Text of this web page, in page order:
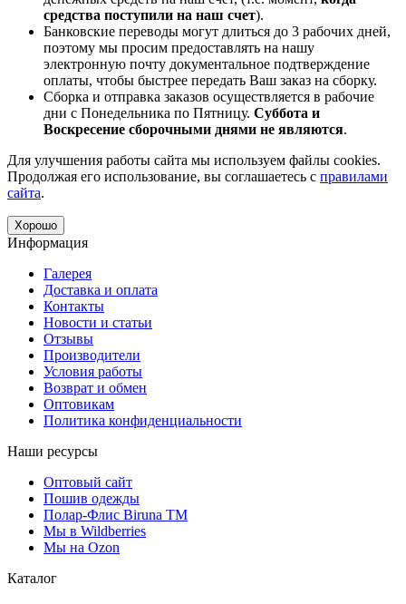
средства поступили на наш счет).
Банковские переводы могут длиться до 3 рабочих дней,
поэтому мы просим предоставлять на нашу
электронную почту документальное подтверждение
оплаты, чтобы быстрее передать Ваш заказ на сборку.
Сборка и отправка заказов осуществляется в рабочие
дни с Понедельника по Пятницу. Суббота и
Воскресение сборочными днями не являются.
Для улучшения работы сайта мы используем файлы cookies.
Продолжая его использование, вы соглашаетесь с правилами
сайта.
Хорошо
Информация
Галерея
Доставка и оплата
Контакты
Новости и статьи
Отзывы
Производители
Условия работы
Возврат и обмен
Оптовикам
Политика конфиденциальности
Наши ресурсы
Оптовый сайт
Пошив одежды
Полар-Флис Biruna TM
Мы в Wildberries
Мы на Ozon
Каталог